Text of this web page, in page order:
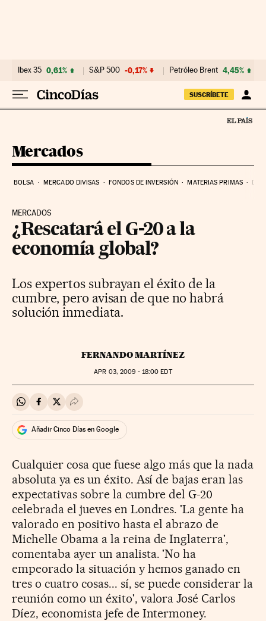
Ibex 35 0,61% S&P 500 -0,17% Petróleo Brent 4,45%
SUSCRÍBETE
Mercados
BOLSA MERCADO DIVISAS FONDOS DE INVERSIÓN MATERIAS PRIMAS
MERCADOS
¿Rescatará el G-20 a la
economía global?
Los expertos subrayan el éxito de la
cumbre, pero avisan de que no habrá
solución inmediata.
FERNANDO MARTÍNEZ
APR 03, 2009 - 18:00 EDT
Compartir en Whatsapp
Compartir en Facebook
Compartir en Twitter
Desplegar Redes Sociales
Añadir Cinco Días en Google
Cualquier cosa que fuese algo más que la nada
absoluta ya es un éxito. Así de bajas eran las
expectativas sobre la cumbre del G-20
celebrada el jueves en Londres. 'La gente ha
valorado en positivo hasta el abrazo de
Michelle Obama a la reina de Inglaterra',
comentaba ayer un analista. 'No ha
empeorado la situación y hemos ganado en
tres o cuatro cosas... sí, se puede considerar la
reunión como un éxito', valora José Carlos
Díez, economista jefe de Intermoney.